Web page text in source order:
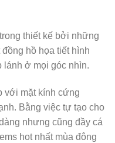
thiết kế bởi những
hồ họa tiết hình
lánh ở mọi góc nhìn.
với mặt kính cứng
Bằng việc tự tạo cho
nhưng cũng đầy cá
hot nhất mùa đông